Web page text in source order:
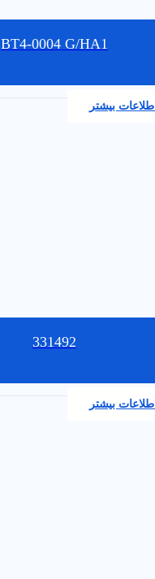
BT4-0004 G/HA1
اطلاعات بیشتر
331492
اطلاعات بیشتر